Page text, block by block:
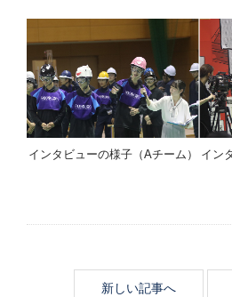
インタビューの様子（Aチーム） イン
新しい記事へ